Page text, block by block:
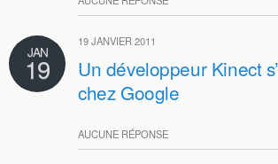
JAN
19
19 JANVIER 2011
Un développeur Kinect
chez Google
AUCUNE RÉPONSE